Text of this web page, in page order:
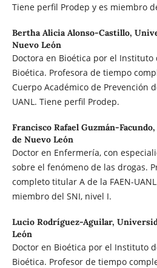
Tiene perfil Prodep y es miembro
Bertha Alicia Alonso-Castillo,
Nuevo León
Doctora en Bioética por el Instituto
Bioética. Profesora de tiempo
Cuerpo Académico de Prevención
UANL. Tiene perfil Prodep.
Francisco Rafael Guzmán-Facundo,
de Nuevo León
Doctor en Enfermería, con
sobre el fenómeno de las drogas.
completo titular A de la FAEN-
miembro del SNI, nivel I.
Lucio Rodríguez-Aguilar,
León
Doctor en Bioética por el Instituto
Bioética. Profesor de tiempo